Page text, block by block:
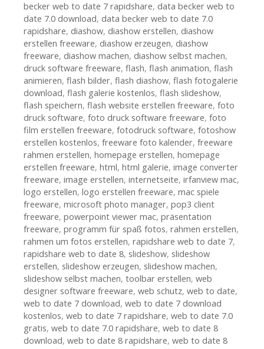
becker web to date 7 rapidshare, data becker web to
date 7.0 download, data becker web to date 7.0
rapidshare, diashow, diashow erstellen, diashow
erstellen freeware, diashow erzeugen, diashow
freeware, diashow machen, diashow selbst machen,
druck software freeware, flash, flash animation, flash
animieren, flash bilder, flash diashow, flash fotogalerie
download, flash galerie kostenlos, flash slideshow,
flash speichern, flash website erstellen freeware, foto
druck software, foto druck software freeware, foto
film erstellen freeware, fotodruck software, fotoshow
erstellen kostenlos, freeware foto kalender, freeware
rahmen erstellen, homepage erstellen, homepage
erstellen freeware, html, html galerie, image converter
freeware, image erstellen, internetseite, irfanview mac,
logo erstellen, logo erstellen freeware, mac spiele
freeware, microsoft photo manager, pop3 client
freeware, powerpoint viewer mac, präsentation
freeware, programm für spaß fotos, rahmen erstellen,
rahmen um fotos erstellen, rapidshare web to date 7,
rapidshare web to date 8, slideshow, slideshow
erstellen, slideshow erzeugen, slideshow machen,
slideshow selbst machen, toolbar erstellen, web
designer software freeware, web schutz, web to date,
web to date 7 download, web to date 7 download
kostenlos, web to date 7 rapidshare, web to date 7.0
gratis, web to date 7.0 rapidshare, web to date 8
download, web to date 8 rapidshare, web to date 8